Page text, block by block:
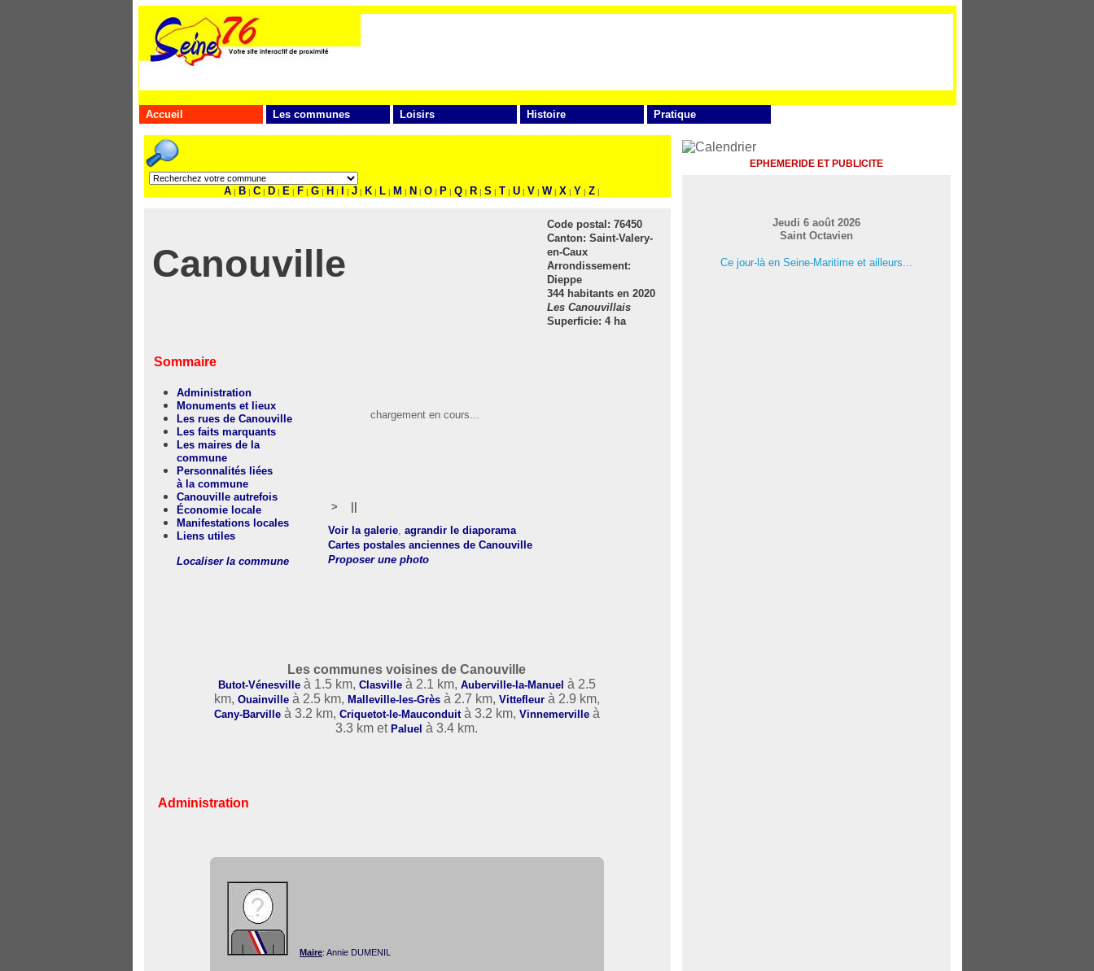
Accueil Les communes Loisirs Histoire Pratique
A | B | C | D | E | F | G | H | | J | K | L | M | N | O | P | Q | R | S | T | U | V | W | X | Y | Z |
Canouville
Code postal: 76450
Canton: Saint-Valery-
en-Caux
Arrondissement:
Dieppe
344 habitants en 2020
Les Canouvillais
Superficie: 4 ha
Sommaire
Administration
Monuments et lieux
Les rues de Canouville
Les faits marquants
Les maires de la
commune
Personnalités liées
à la commune
Canouville autrefois
Économie locale
Manifestations locales
Liens utiles
Localiser la commune
chargement en cours...
>
Voir la galerie, agrandir le diaporama
Cartes postales anciennes de Canouville
Proposer une photo
Les communes voisines de Canouville
Butot-Vénesvilleà 1.5 km, Clasvilleà 2.1 km, Auberville-la-Manuel à 2.5
km, Ouainvilleà 2.5 km, Malleville-les-Grèsà 2.7 km, Vittefleurà 2.9 km,
Cany-Barvilleà 3.2 km, Criquetot-le-Mauconduità 3.2 km, Vinnemervilleà
3.3 km etPaluel à 3.4 km.
Administration
Maire: Annie DUMENIL
EPHEMERIDE ET PUBLICITE
Jeudi 6 août 2026
Saint Octavien
Ce jour-là en Seine-Maritime et ailleurs...